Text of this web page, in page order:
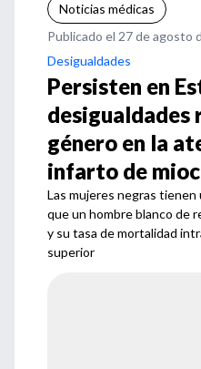
Noticias médicas
Publicado el 27 de agosto
Desigualdades
Persisten en
desigualdades
género en la
infarto de
Las mujeres negras
que un hombre blanco de
y su tasa de mortalidad
superior